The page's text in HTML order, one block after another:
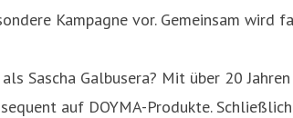
Kampagne vor. Gemeinsam
Sascha Galbusera? Mit über 20
auf DOYMA-Produkte.